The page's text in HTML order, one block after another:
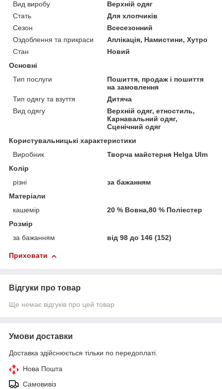
Вид виробу
Верхній одяг
Стать
Для хлопчиків
Сезон
Всесезонний
Оздоблення та прикраси
Аплікація, Намистини, Хутро
Стан
Новий
Основні
Тип послуги
Пошиття, продаж і пошиття
на замовлення
Тип одягу та взуття
Дитяча
Вид одягу
Верхній одяг, етностиль,
Карнавальний одяг,
Сценічний одяг
Користувальницькі характеристики
Виробник
Творча майстерня Helga Ulm
Колір
різні
за бажанням
Матеріали
кашемір
20 % Вовна,80 % Поліестер
Розмір
за бажанням
від 98 до 146 (152)
Приховати
Відгуки про товар
Ще немає відгуків про цей товар
Умови доставки
Доставка здійснюється тільки по передоплаті.
Нова Пошта
Самовивіз